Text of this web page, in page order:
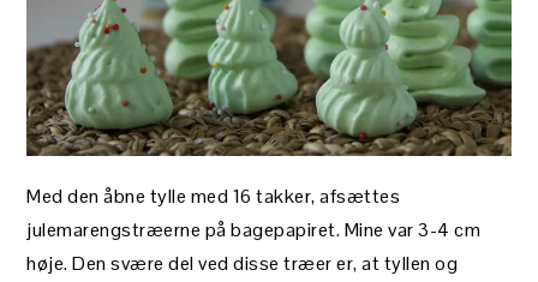
Med den åbne tylle med 16 takker, afsættes
julemarengstræerne på bagepapiret. Mine var 3-4 cm
høje. Den svære del ved disse træer er, at tyllen og